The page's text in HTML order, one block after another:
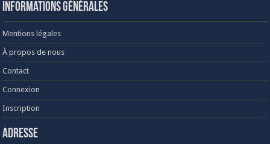
Informations générales
Mentions légales
À propos de nous
Contact
Connexion
Inscription
Adresse